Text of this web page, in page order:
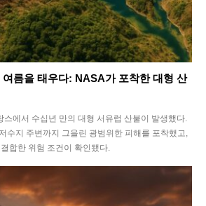
여름을 태우다: NASA가 포착한 대형 산
에서 수십년 만의 대형 서유럽 산불이 발생했다.
수지 주변까지 그을린 광범위한 피해를 포착했고,
합한 위험 조건이 확인됐다.